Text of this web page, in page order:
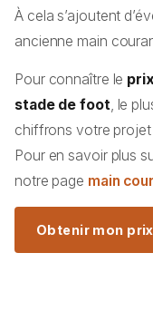
À cela s’ajoutent
ancienne main
Pour connaître le
stade de foot, le
chiffrons votre projet
Pour en savoir plus
notre page main
Obtenir mon